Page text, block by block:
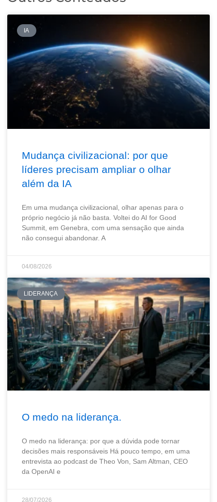
IA
Mudança civilizacional: por que
líderes precisam ampliar o olhar
além da IA
Em uma mudança civilizacional, olhar apenas para o
próprio negócio já não basta. Voltei do AI for Good
Summit, em Genebra, com uma sensação que ainda
não consegui abandonar. A
04/08/2026
LIDERANÇA
O medo na liderança.
O medo na liderança: por que a dúvida pode tornar
decisões mais responsáveis Há pouco tempo, em uma
entrevista ao podcast de Theo Von, Sam Altman, CEO
da OpenAI e
28/07/2026